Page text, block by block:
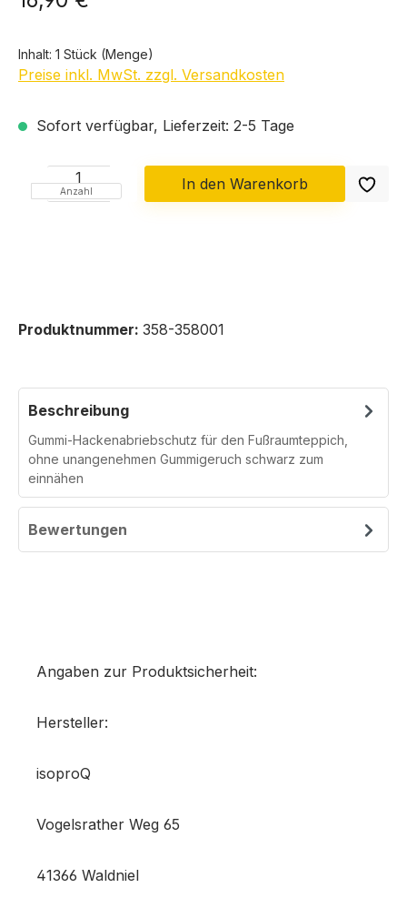
Inhalt: 1 Stück (Menge)
Preise inkl. MwSt. zzgl. Versandkosten
Sofort verfügbar, Lieferzeit: 2-5 Tage
Anzahl In den Warenkorb
Produktnummer: 358-358001
Beschreibung
Gummi-Hackenabriebschutz für den Fußraumteppich,
ohne unangenehmen Gummigeruch schwarz zum
einnähen
Bewertungen
Angaben zur Produktsicherheit:
Hersteller:
isoproQ
Vogelsrather Weg 65
41366 Waldniel